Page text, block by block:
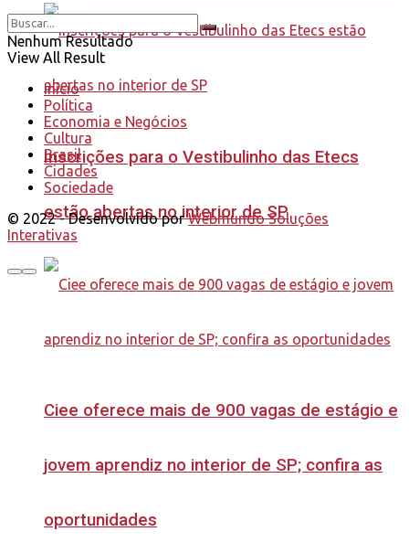
Inscrições para o Vestibulinho das Etecs
estão abertas no interior de SP
Ciee oferece mais de 900 vagas de estágio e
jovem aprendiz no interior de SP; confira as
oportunidades
Nenhum Resultado
View All Result
Início
Política
Economia e Negócios
Cultura
Brasil
Cidades
Sociedade
© 2022 - Desenvolvido porWebmundo Soluções
Interativas